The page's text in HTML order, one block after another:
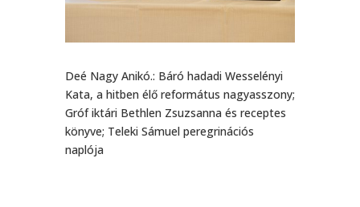
Deé Nagy Anikó.: Báró hadadi Wesselényi
Kata, a hitben élő református nagyasszony;
Gróf iktári Bethlen Zsuzsanna és receptes
könyve; Teleki Sámuel peregrinációs
naplója